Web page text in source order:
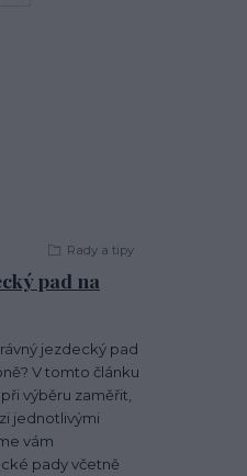
pad na
Rady a tipy
jezdecký pad
V tomto článku
výběru zaměřit,
jednotlivými
vám
pady včetně